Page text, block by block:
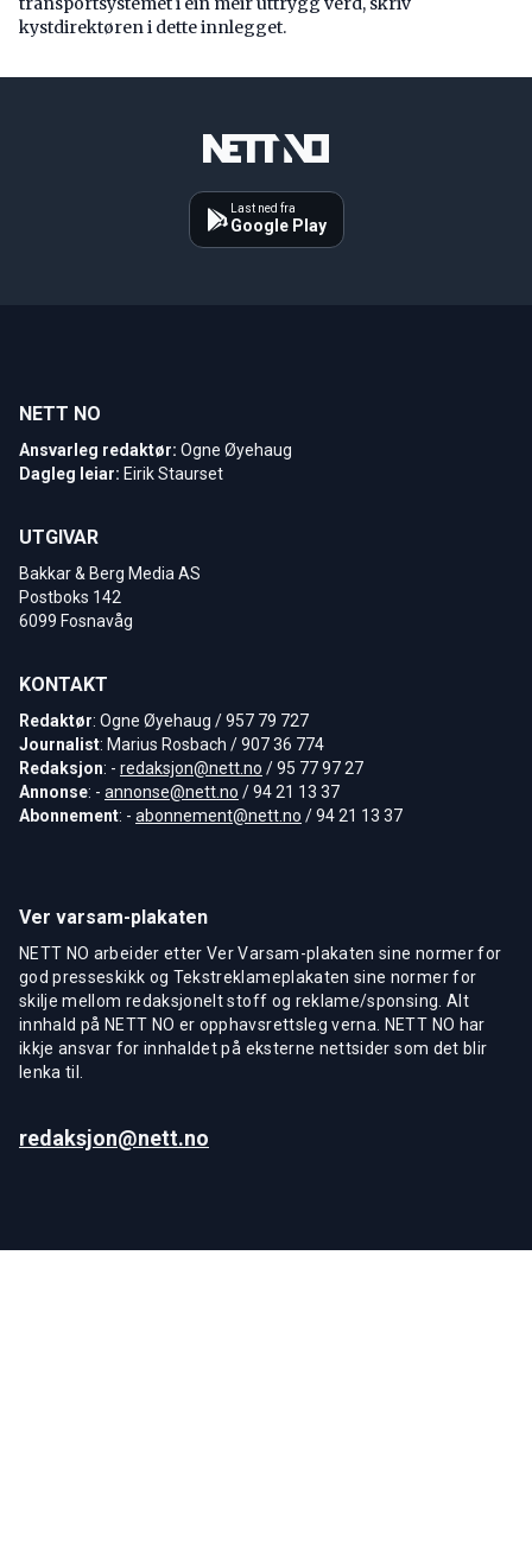
kystdirektøren i dette innlegget.
Last ned fra
Google Play
NETT NO
Ansvarleg redaktør: Ogne Øyehaug
Dagleg leiar: Eirik Staurset
UTGIVAR
Bakkar & Berg Media AS
Postboks 142
6099 Fosnavåg
KONTAKT
Redaktør: Ogne Øyehaug / 957 79 727
Journalist: Marius Rosbach / 907 36 774
Redaksjon: - redaksjon@nett.no / 95 77 97 27
Annonse: - annonse@nett.no / 94 21 13 37
Abonnement: - abonnement@nett.no / 94 21 13 37
Ver varsam-plakaten
NETT NO arbeider etter Ver Varsam-plakaten sine normer for
god presseskikk og Tekstreklameplakaten sine normer for
skilje mellom redaksjonelt stoff og reklame/sponsing. Alt
innhald på NETT NO er opphavsrettsleg verna. NETT NO har
ikkje ansvar for innhaldet på eksterne nettsider som det blir
lenka til.
redaksjon@nett.no